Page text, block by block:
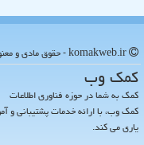
كمك وب
کمک به شما در حوزه فناوری اطلاعات
کمک وب، با ارائه خدمات پشتیبانی و
یاری می کند.